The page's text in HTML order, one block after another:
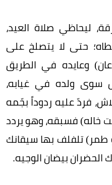
ليحاظي صلاة العيد،
حتى لا يتصلخ على
وعايده في الطريق
سوى ولده في غيابه،
فردّ عليه ردوداً بجّمه
خاله) فسبقه، وهو يردد
طمر) تلفلف بها سيقانك
بيضان الوجيه.